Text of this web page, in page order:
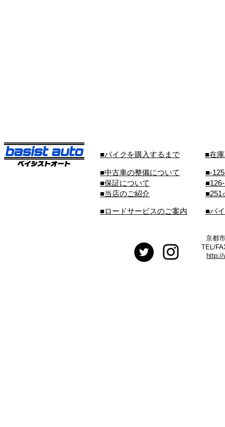
■バイクを購入するまで ■在
■中古車の整備について
■保証について
■当店のご紹介
■-
■251
■ロードサービスのご案内 ■バ
京都
TEL/